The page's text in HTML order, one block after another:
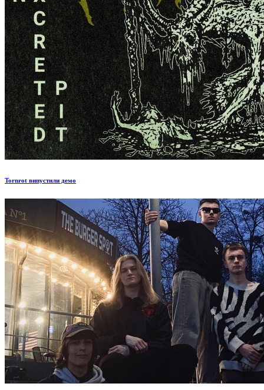
Tornrot випустили демо